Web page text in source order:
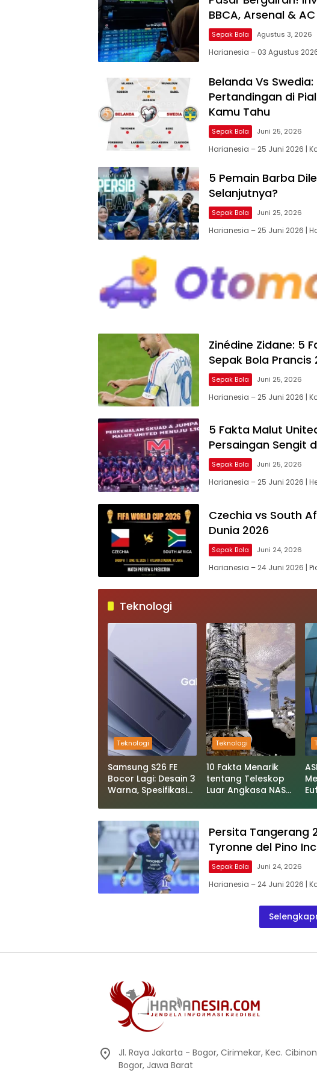
BBCA, Arsenal &
Sepak Bola Agustus 3, 2026
Harianesia – 03 Agustus
Belanda Vs
Pertandingan di
Kamu Tahu
Sepak Bola Juni 25, 2026
Harianesia – 25 Juni 2026 |
5 Pemain Barba
Selanjutnya?
Sepak Bola Juni 25, 2026
Harianesia – 25 Juni 2026 |
Zinédine Zidane: 5
Sepak Bola Prancis
Sepak Bola Juni 25, 2026
Harianesia – 25 Juni 2026 |
5 Fakta Malut
Persaingan Sengit
Sepak Bola Juni 25, 2026
Harianesia – 25 Juni 2026 |
Czechia vs South
Dunia 2026
Sepak Bola Juni 24, 2026
Harianesia – 24 Juni 2026 |
Teknologi
Teknologi
Samsung S26 FE
Bocor Lagi: Desain 3
Warna, Spesifikasi
Kejutan One UI 9.5
di IFA 2026
Teknologi
10 Fakta Menarik
tentang Teleskop
Luar Angkasa NASA
untuk Mengungkap
Semesta
Persita Tangerang
Tyronne del Pino
Sepak Bola Juni 24, 2026
Harianesia – 24 Juni 2026 |
Jl. Raya Jakarta - Bogor, Cirimekar, Kec.
Bogor, Jawa Barat